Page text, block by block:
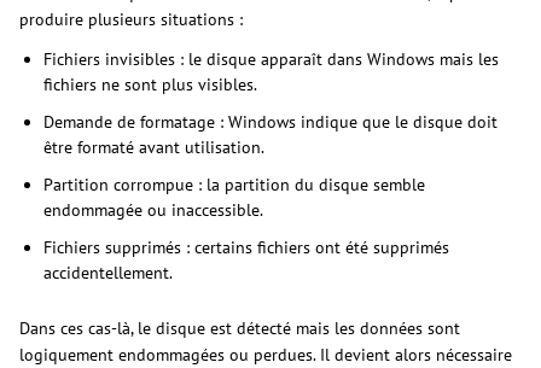
produire plusieurs situations :
Fichiers invisibles : le disque apparaît dans Windows mais les
fichiers ne sont plus visibles.
Demande de formatage : Windows indique que le disque doit
être formaté avant utilisation.
Partition corrompue : la partition du disque semble
endommagée ou inaccessible.
Fichiers supprimés : certains fichiers ont été supprimés
accidentellement.
Dans ces cas-là, le disque est détecté mais les données sont
logiquement endommagées ou perdues. Il devient alors nécessaire